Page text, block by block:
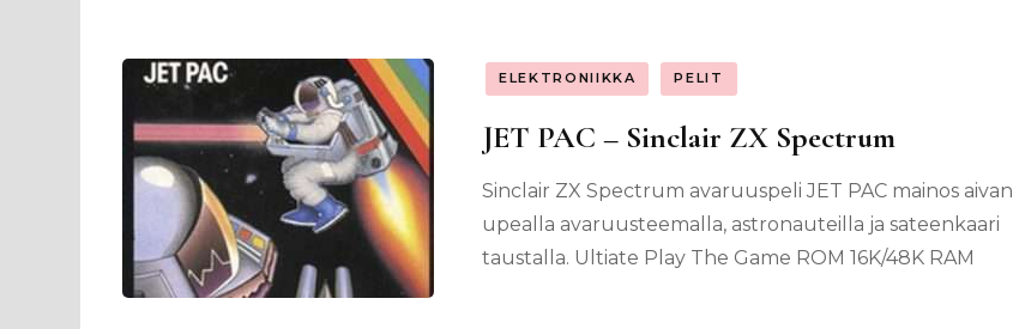
ELEKTRONIIKKA PELIT
JET PAC – Sinclair ZX Spectrum
Sinclair ZX Spectrum avaruuspeli JET PAC mainos aivan
upealla avaruusteemalla, astronauteilla ja sateenkaari
taustalla. Ultiate Play The Game ROM 16K/48K RAM